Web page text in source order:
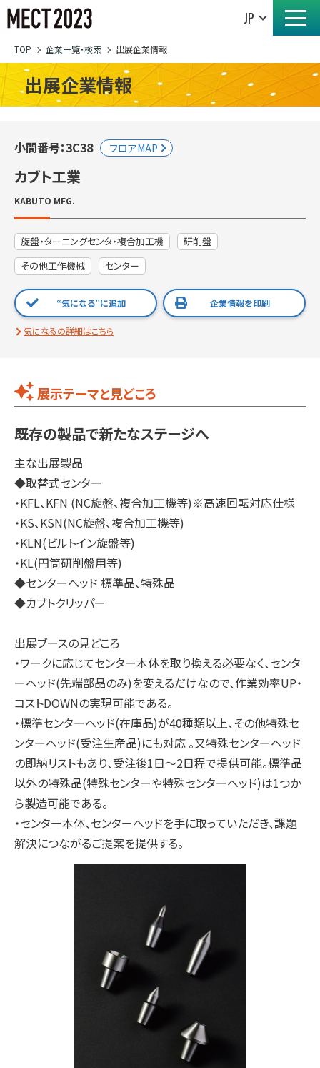
TOP 企業一覧・検索 出展企業情報
出展企業情報
小間番号：3C38 フロアMAP
カブト工業
KABUTO MFG.
旋盤・ターニングセンタ・複合加工機
研削盤
その他工作機械
センター
“気になる”に追加 企業情報を印刷
気になるの詳細はこちら
展示テーマと見どころ
既存の製品で新たなステージへ
主な出展製品
◆取替式センター
・KFL、KFN (NC旋盤、複合加工機等)※高速回転対応仕様
・KS、KSN(NC旋盤、複合加工機等)
・KLN(ビルトイン旋盤等)
・KL(円筒研削盤用等)
◆センターヘッド 標準品、特殊品
◆カブトクリッパー
出展ブースの見どころ
・ワークに応じてセンター本体を取り換える必要なく、センタ
ーヘッド(先端部品のみ)を変えるだけなので、作業効率UP・
コストDOWNの実現可能である。
・標準センターヘッド(在庫品)が40種類以上、その他特殊セ
ンターヘッド(受注生産品)にも対応 。又特殊センターヘッド
の即納リストもあり、受注後1日～2日程で提供可能。標準品
以外の特殊品(特殊センターや特殊センターヘッド)は1つか
ら製造可能である。
・センター本体、センターヘッドを手に取っていただき、課題
解決につながるご提案を提供する。